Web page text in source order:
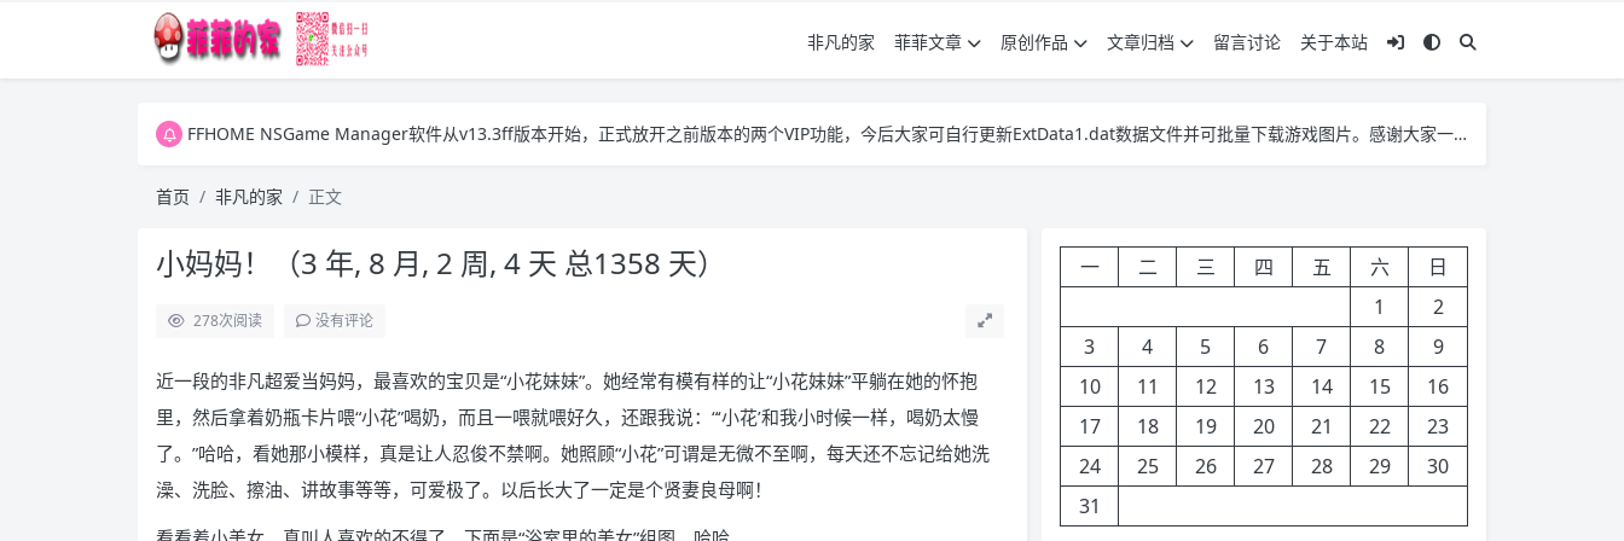
非凡的家 菲菲文章 原创作品 文章归档 留言讨论
关于本站
FFHOME NSGame Manager软件从v13.3ff版本开始，正式放开之前版本的两个VIP功能，今后大家可自行更新ExtData1.dat数据文件并可批量下载游戏图片。感谢大家一直以来的支持！
FFHOME NSGame Manager软件从v13.3ff版本开始，正式放开之前版本的两个VIP功能，今后大家可自行更新ExtData1.dat数据文件并可批量下载游戏图片。感谢大家一直以来的支持！
首页 非凡的家 正文
小妈妈！（3 年, 8 月, 2 周, 4 天 总1358 天）
278次阅读 没有评论
近一段的非凡超爱当妈妈，最喜欢的宝贝是“小花妹妹”。她经常有模有样的让“小花妹妹”平躺在她的怀抱
里，然后拿着奶瓶卡片喂“小花”喝奶，而且一喂就喂好久，还跟我说：“‘小花’和我小时候一样，喝奶太慢
了。”哈哈，看她那小模样，真是让人忍俊不禁啊。她照顾“小花”可谓是无微不至啊，每天还不忘记给她洗
澡、洗脸、擦油、讲故事等等，可爱极了。以后长大了一定是个贤妻良母啊！
一 二 三 四 五 六
日
1
2
3
4 5 6 7 8
9
10
11 12 13 14 15
16
17
18 19 20 21 22
23
24
25 26 27 28 29
30
31